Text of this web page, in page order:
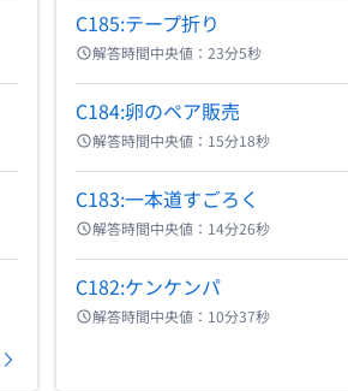
C185:テープ折り
解答時間中央値： 23分5秒
C184:卵のペア販売
解答時間中央値： 15分18秒
C183:一本道すごろく
解答時間中央値： 14分26秒
C182:ケンケンパ
解答時間中央値： 10分37秒